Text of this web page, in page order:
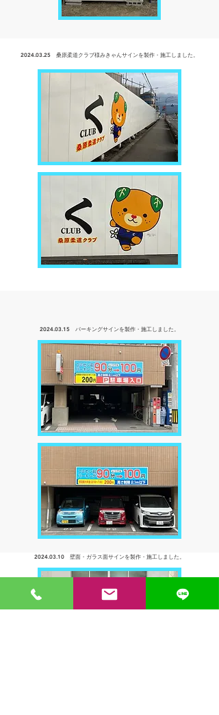
2024.03.25 桑原柔道クラブ様みきゃんサインを製作・ 施工しました。
2024.03.15 パーキングサインを製作・ 施工しました。
2024.03.10 壁面・ガラス面サインを製作・ 施工しました。